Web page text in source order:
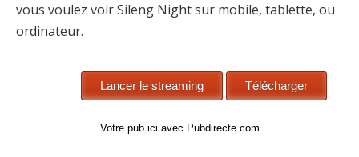
vous voulez voir Sileng Night sur mobile, tablette, ou
ordinateur.
Votre pub ici avec Pubdirecte.com